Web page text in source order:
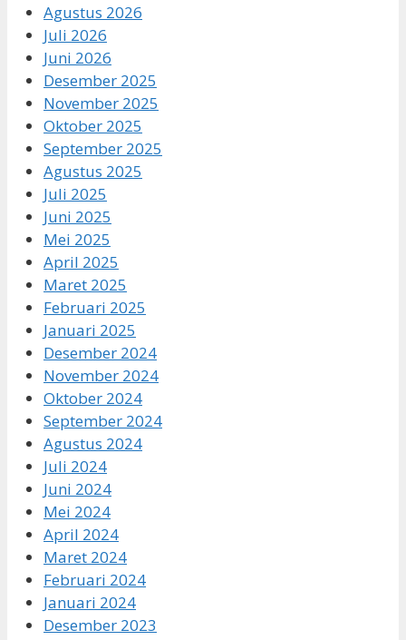
Agustus 2026
Juli 2026
Juni 2026
Desember 2025
November 2025
Oktober 2025
September 2025
Agustus 2025
Juli 2025
Juni 2025
Mei 2025
April 2025
Maret 2025
Februari 2025
Januari 2025
Desember 2024
November 2024
Oktober 2024
September 2024
Agustus 2024
Juli 2024
Juni 2024
Mei 2024
April 2024
Maret 2024
Februari 2024
Januari 2024
Desember 2023